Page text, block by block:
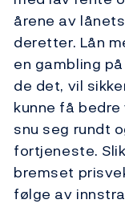
årene av
deretter. Lån
en gambling
de det, vil
kunne få
snu seg rundt
fortjeneste.
bremset
følge av